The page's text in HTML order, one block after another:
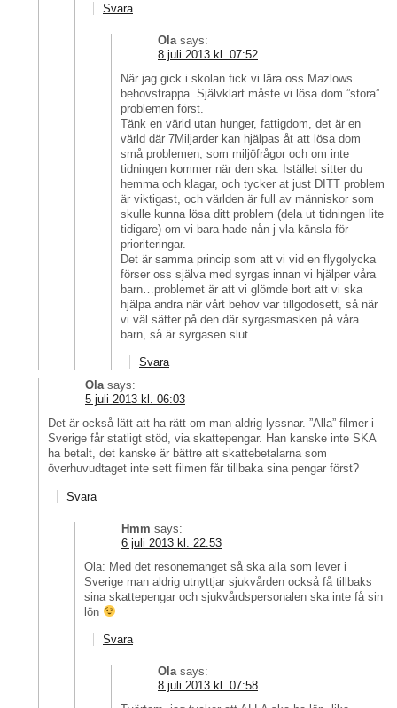
Svara
Ola says:
8 juli 2013 kl. 07:52
När jag gick i skolan fick vi lära oss Mazlows
behovstrappa. Självklart måste vi lösa dom ”stora”
problemen först.
Tänk en värld utan hunger, fattigdom, det är en
värld där 7Miljarder kan hjälpas åt att lösa dom
små problemen, som miljöfrågor och om inte
tidningen kommer när den ska. Istället sitter du
hemma och klagar, och tycker at just DITT problem
är viktigast, och världen är full av människor som
skulle kunna lösa ditt problem (dela ut tidningen lite
tidigare) om vi bara hade nån j-vla känsla för
prioriteringar.
Det är samma princip som att vi vid en flygolycka
förser oss själva med syrgas innan vi hjälper våra
barn…problemet är att vi glömde bort att vi ska
hjälpa andra när vårt behov var tillgodosett, så när
vi väl sätter på den där syrgasmasken på våra
barn, så är syrgasen slut.
Svara
Ola says:
5 juli 2013 kl. 06:03
Det är också lätt att ha rätt om man aldrig lyssnar. ”Alla” filmer i
Sverige får statligt stöd, via skattepengar. Han kanske inte SKA
ha betalt, det kanske är bättre att skattebetalarna som
överhuvudtaget inte sett filmen får tillbaka sina pengar först?
Svara
Hmm says:
6 juli 2013 kl. 22:53
Ola: Med det resonemanget så ska alla som lever i
Sverige man aldrig utnyttjar sjukvården också få tillbaks
sina skattepengar och sjukvårdspersonalen ska inte få sin
lön
Svara
Ola says:
8 juli 2013 kl. 07:58